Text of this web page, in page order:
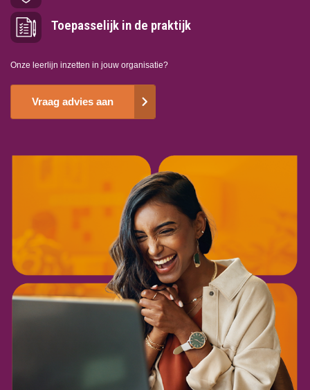
Toepasselijk in de praktijk
Onze leerlijn inzetten in jouw organisatie?
Vraag advies aan